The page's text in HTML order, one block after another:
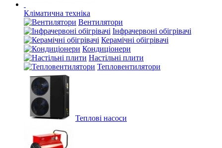
Кліматична техніка
Вентилятори
Інфрачервоні обігрівачі
Керамічні обігрівачі
Кондиціонери
Настільні плити
Тепловентилятори
Теплові насоси